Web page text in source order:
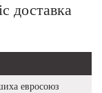
доставка
евросоюз